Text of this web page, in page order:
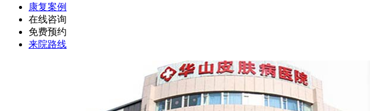
康复案例
在线咨询
免费预约
来院路线